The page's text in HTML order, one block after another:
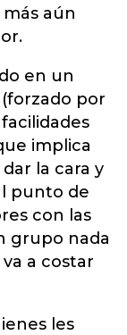
aún
en un
por
implica
la cara y
punto de
con las
grupo nada
a costar
les